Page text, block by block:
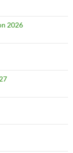
2026